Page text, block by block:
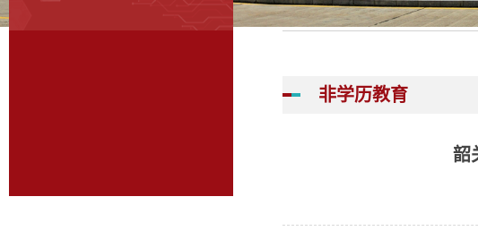
非学历教育
韶